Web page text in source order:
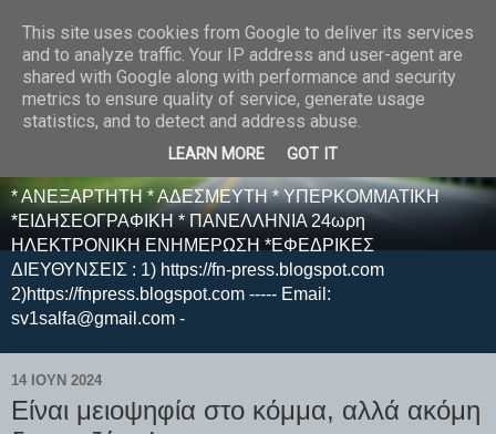
E F E N P R E S S -
ΗΛΕΚΤΡΟΝΙΚΗ
ΕΦΗΜΕΡΙΔΑ
* ΑΝΕΞΑΡΤΗΤΗ * ΑΔΕΣΜΕΥΤΗ * ΥΠΕΡΚΟΜΜΑΤΙΚΗ
*ΕΙΔΗΣΕΟΓΡΑΦΙΚΗ * ΠΑΝΕΛΛΗΝΙΑ 24ωρη
ΗΛΕΚΤΡΟΝΙΚΗ ΕΝΗΜΕΡΩΣΗ *ΕΦΕΔΡΙΚΕΣ
ΔΙΕΥΘΥΝΣΕΙΣ : 1) https://fn-press.blogspot.com
2)https://fnpress.blogspot.com ----- Email:
sv1salfa@gmail.com -
14 ΙΟΥΝ 2024
Είναι μειοψηφία στο κόμμα, αλλά ακόμη
This site uses cookies from Google to deliver its services
and to analyze traffic. Your IP address and user-agent are
shared with Google along with performance and security
metrics to ensure quality of service, generate usage
statistics, and to detect and address abuse.
LEARN MORE GOT IT